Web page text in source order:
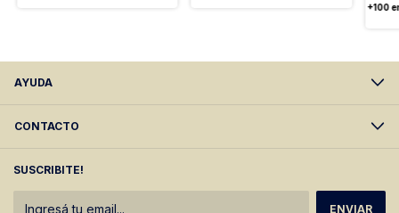
+100
AYUDA
CONTACTO
SUSCRIBITE!